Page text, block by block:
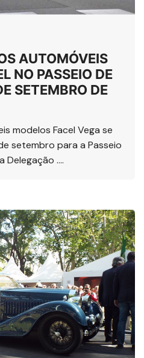
AUTOMÓVEIS
NO PASSEIO DE
SETEMBRO DE
modelos Facel Vega se
setembro para a Passeio
Delegação ….